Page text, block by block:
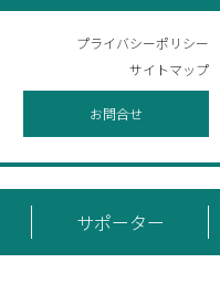
プライバシーポリシー
サイトマップ
お問合せ
サポーター